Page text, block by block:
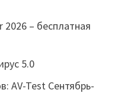
– бесплатная
5.0
AV-Test Сентябрь-